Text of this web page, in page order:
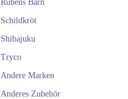
Rubens Barn
Schildkröt
Shibajuku
Tryco
Andere Marken
Anderes Zubehör